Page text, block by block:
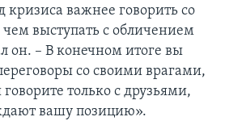
кризиса важнее говорить со
выступать с обличением
он. – В конечном итоге вы
со своими врагами,
только с друзьями,
вашу позицию».